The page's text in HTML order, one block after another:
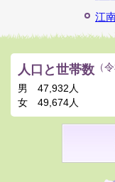
江
人口と世帯数 （
男
47,932人
女
49,674人